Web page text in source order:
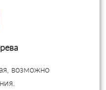
возможно